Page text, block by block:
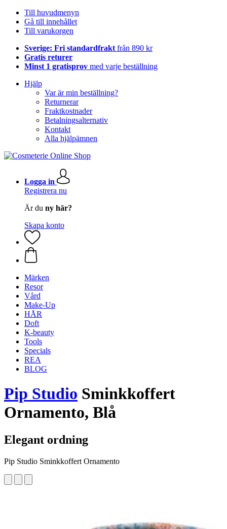
Till huvudmenyn
Gå till innehållet
Till varukorgen
Sverige: Fri standardfrakt från 890 kr
Gratis returer
Minst 1 gratisprov med varje beställning
Hjälp
Var är min beställning?
Returnerar
Fraktkostnader
Betalningsalternativ
Kontakt
Alla hjälpämnen
Logga in
Registrera nu
Är du ny här?
Skapa konto
Märken
Resor
Vård
Make-Up
HÅR
Doft
K-beauty
Tools
Specials
REA
BLOG
Pip Studio Sminkkoffert
Ornamento, Blå
Elegant ordning
Pip Studio Sminkkoffert Ornamento